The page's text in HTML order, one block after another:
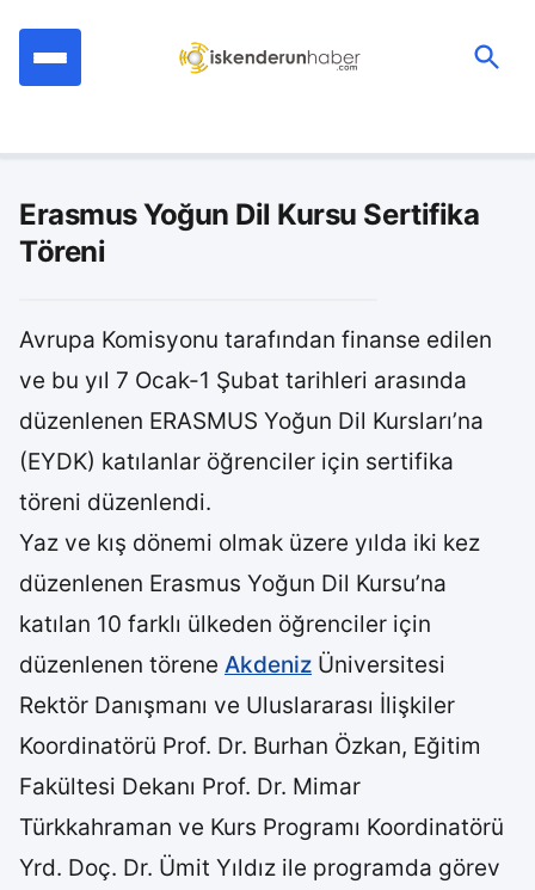
Erasmus Yoğun Dil Kursu Sertifika
Töreni
Avrupa Komisyonu tarafından finanse edilen
ve bu yıl 7 Ocak-1 Şubat tarihleri arasında
düzenlenen ERASMUS Yoğun Dil Kursları’na
(EYDK) katılanlar öğrenciler için sertifika
töreni düzenlendi.
Yaz ve kış dönemi olmak üzere yılda iki kez
düzenlenen Erasmus Yoğun Dil Kursu’na
katılan 10 farklı ülkeden öğrenciler için
düzenlenen törene Akdeniz Üniversitesi
Rektör Danışmanı ve Uluslararası İlişkiler
Koordinatörü Prof. Dr. Burhan Özkan, Eğitim
Fakültesi Dekanı Prof. Dr. Mimar
Türkkahraman ve Kurs Programı Koordinatörü
Yrd. Doç. Dr. Ümit Yıldız ile programda görev